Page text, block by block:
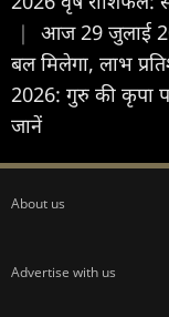
|
आज 29 जुलाई
बल मिलेगा, लाभ
2026: गुरु की कृपा
जानें
About us
Advertise with us